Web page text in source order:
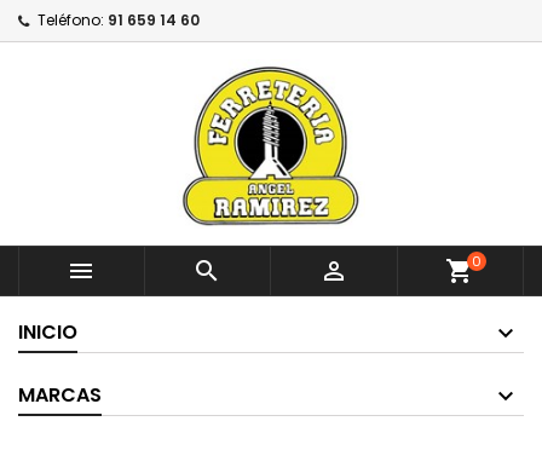
Teléfono: 91 659 14 60
   shopping_cart0
INICIO
MARCAS